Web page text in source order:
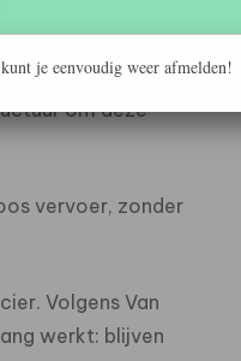
Reizen.
om deze
vervoer, zonder
Volgens Van
werkt: blijven
je eenvoudig weer afmelden!